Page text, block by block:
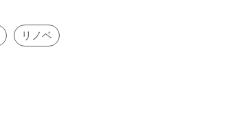
リノベ